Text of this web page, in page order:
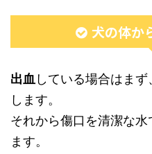
犬の体か
出血している場合はま
します。
それから傷口を清潔な
ます。